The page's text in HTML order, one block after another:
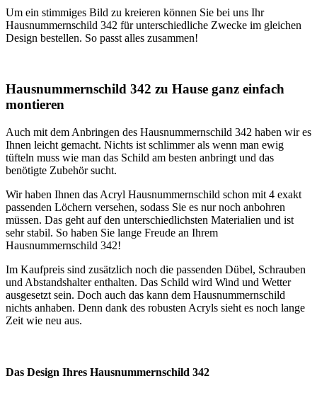
Um ein stimmiges Bild zu kreieren können Sie bei uns Ihr
Hausnummernschild 342 für unterschiedliche Zwecke im gleichen
Design bestellen. So passt alles zusammen!
Hausnummernschild 342 zu Hause ganz einfach
montieren
Auch mit dem Anbringen des Hausnummernschild 342 haben wir es
Ihnen leicht gemacht. Nichts ist schlimmer als wenn man ewig
tüfteln muss wie man das Schild am besten anbringt und das
benötigte Zubehör sucht.
Wir haben Ihnen das Acryl Hausnummernschild schon mit 4 exakt
passenden Löchern versehen, sodass Sie es nur noch anbohren
müssen. Das geht auf den unterschiedlichsten Materialien und ist
sehr stabil. So haben Sie lange Freude an Ihrem
Hausnummernschild 342!
Im Kaufpreis sind zusätzlich noch die passenden Dübel, Schrauben
und Abstandshalter enthalten. Das Schild wird Wind und Wetter
ausgesetzt sein. Doch auch das kann dem Hausnummernschild
nichts anhaben. Denn dank des robusten Acryls sieht es noch lange
Zeit wie neu aus.
Das Design Ihres Hausnummernschild 342